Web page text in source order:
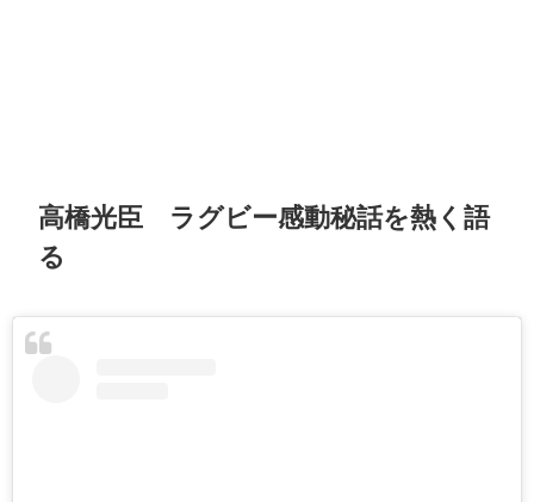
高橋光臣 ラグビー感動秘話を熱く語
る